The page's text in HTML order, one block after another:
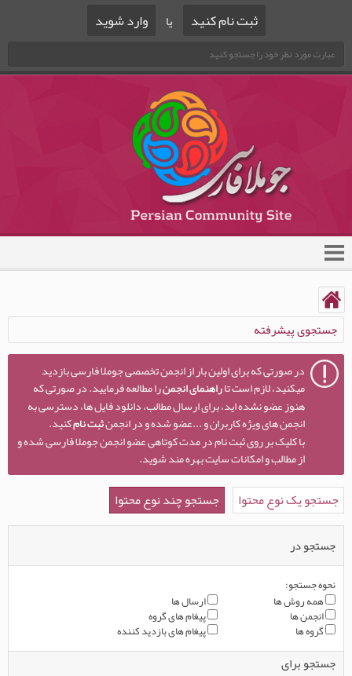
ثبت نام کنید یا وارد شوید
جستجوی پیشرفته
در صورتی که برای اولین بار از انجمن تخصصی جوملا فارسی بازدید
میکنید، لازم است تاراهنمای انجمنرا مطالعه فرمایید. در صورتی که
هنوز عضو نشده اید، برای ارسال مطالب، دانلود فایل ها، دسترسی به
انجمن های ویژه کاربران و ...عضو شده و در انجمنثبت نامکنید.
با کلیک بر روی ثبت نام در مدت کوتاهی عضو انجمن جوملا فارسی شده و
از مطالب و امکانات سایت بهره مند شوید.
جستجو یک نوع محتوا جستجو چند نوع محتوا
جستجو در
نحوه جستجو:
همه روش ها
ارسال ها
انجمن ها پیغام های گروه
گروه ها پیغام های بازدید کننده
جستجو برای